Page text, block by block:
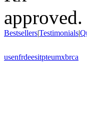
Bestsellers|Testimonials|
usenfrdeesitpteumxbrca